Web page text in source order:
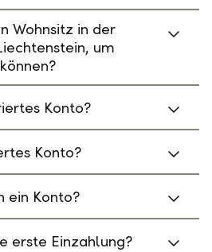
Wohnsitz in der
um
Konto?
Konto?
ein Konto?
erste Einzahlung?